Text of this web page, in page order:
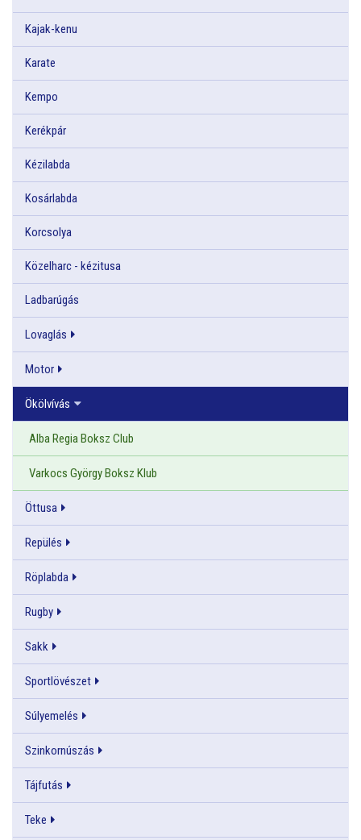
Kajak-kenu
Karate
Kempo
Kerékpár
Kézilabda
Kosárlabda
Korcsolya
Közelharc - kézitusa
Ladbarúgás
Lovaglás
Motor
Ökölvívás
Alba Regia Boksz Club
Varkocs György Boksz Klub
Öttusa
Repülés
Röplabda
Rugby
Sakk
Sportlövészet
Súlyemelés
Szinkornúszás
Tájfutás
Teke